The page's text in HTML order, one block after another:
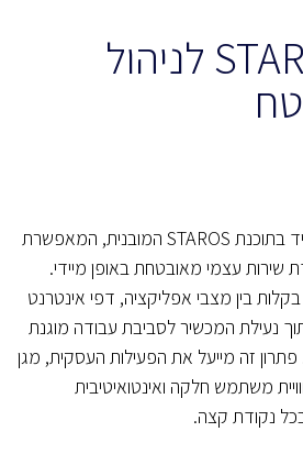
מערכת STAROS לניהול
ה-Nebula Lite מגיע מצויד בתוכנת STAROS המובנית, המאפשרת
עצמי מאובטחת באופן מיידי.
בין מצבי אפליקציה, דפי אינטרנט
נעילת המכשיר לסביבת עבודה מוגנת
זה מייעל את הפעילות העסקית, מגן
משתמש חלקה ואינטואיטיבית
נקודת קצה.